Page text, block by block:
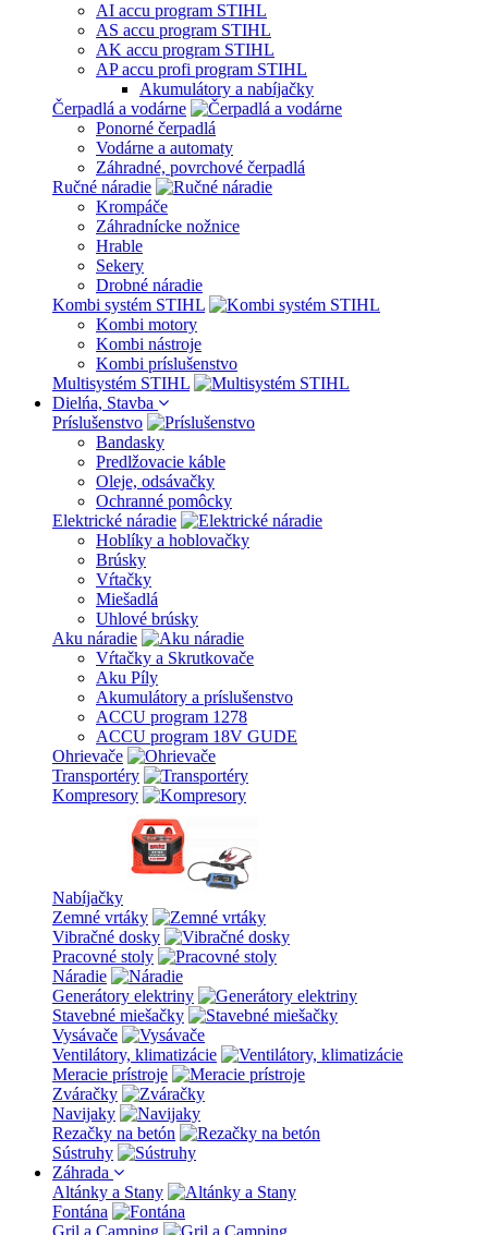
AI accu program STIHL
AS accu program STIHL
AK accu program STIHL
AP accu profi program STIHL
Akumulátory a nabíjačky
Čerpadlá a vodárne
Ponorné čerpadlá
Vodárne a automaty
Záhradné, povrchové čerpadlá
Ručné náradie
Krompáče
Záhradnícke nožnice
Hrable
Sekery
Drobné náradie
Kombi systém STIHL
Kombi motory
Kombi nástroje
Kombi príslušenstvo
Multisystém STIHL
Dielńa, Stavba
Príslušenstvo
Bandasky
Predlžovacie káble
Oleje, odsávačky
Ochranné pomôcky
Elektrické náradie
Hoblíky a hoblovačky
Brúsky
Vŕtačky
Miešadlá
Uhlové brúsky
Aku náradie
Vŕtačky a Skrutkovače
Aku Píly
Akumulátory a príslušenstvo
ACCU program 1278
ACCU program 18V GUDE
Ohrievače
Transportéry
Kompresory
Nabíjačky
Zemné vrtáky
Vibračné dosky
Pracovné stoly
Náradie
Generátory elektriny
Stavebné miešačky
Vysávače
Ventilátory, klimatizácie
Meracie prístroje
Zváračky
Navijaky
Rezačky na betón
Sústruhy
Záhrada
Altánky a Stany
Fontána